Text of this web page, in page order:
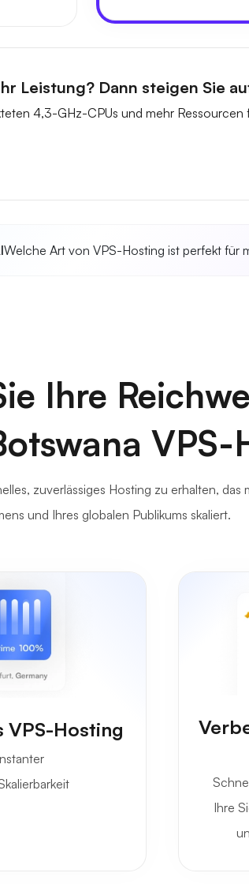
Leistung? Dann steigen Sie
4,3-GHz-CPUs und mehr Ressourcen
Welche Art von VPS-Hosting ist perfekt für
Ihre
VPS-
zuverlässiges Hosting zu erhalten,
und Ihres globalen Publikums skaliert.
VPS-Hosting
Ihre